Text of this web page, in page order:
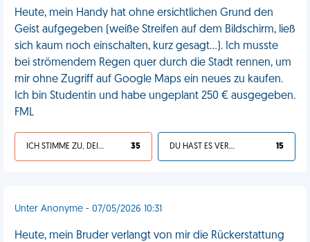
Heute, mein Handy hat ohne ersichtlichen Grund den
Geist aufgegeben (weiße Streifen auf dem Bildschirm, ließ
sich kaum noch einschalten, kurz gesagt…). Ich musste
bei strömendem Regen quer durch die Stadt rennen, um
mir ohne Zugriff auf Google Maps ein neues zu kaufen.
Ich bin Studentin und habe ungeplant 250 € ausgegeben.
FML
ICH STIMME ZU, DEIN LEBEN IST SCHEISSE 35 DU HAST ES VERDIENT 15
Unter Anonyme - 07/05/2026 10:31
Heute, mein Bruder verlangt von mir die Rückerstattung